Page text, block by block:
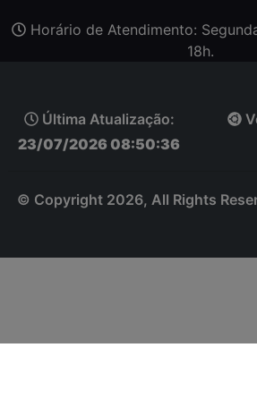
Horário de Atendimento:
18h.
Última Atualização:
23/07/2026 08:50:36
© Copyright 2026, All Rights